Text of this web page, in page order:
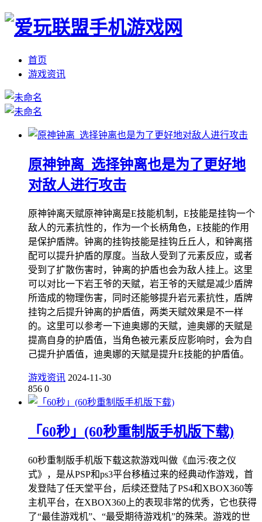
首页
游戏资讯
原神钟离_选择钟离也是为了更好地
对敌人进行攻击
原神钟离天赋原神钟离是E技能机制，E技能是挂钩一个
敌人的元素抗性的，作为一个长柄角色，E技能的作用
是保护盾牌。钟离的挂钩技能是挂钩丘丘人，和钟离搭
配可以提升护盾的厚度。当敌人受到了元素反应，或者
受到了扩散伤害时，钟离的护盾也会为敌人挂上。这里
可以对比一下岩王爷的天赋，岩王爷的天赋是减少盾牌
所造成的物理伤害，同时还能够提升岩元素抗性，盾牌
挂钩之后提升钟离的护盾值，两类天赋效果是不一样
的。这里可以参考一下迪奥娜的天赋，迪奥娜的天赋是
提高自身的护盾值，当角色被元素反应影响时，会为自
己提升护盾值，迪奥娜的天赋是提升E技能的护盾值。
游戏资讯 2024-11-30
856 0
「60秒」(60秒重制版手机版下载)
60秒重制版手机版下载这款游戏叫做《血污:夜之仪
式》，是从PSP和ps3平台移植过来的经典动作游戏，首
发登陆了任天堂平台，后续还登陆了PS4和XBOX360等
主机平台，在XBOX360上的表现非常的优秀，它也获得
了“最佳游戏机”、“最受期待游戏机”的殊荣。游戏的世